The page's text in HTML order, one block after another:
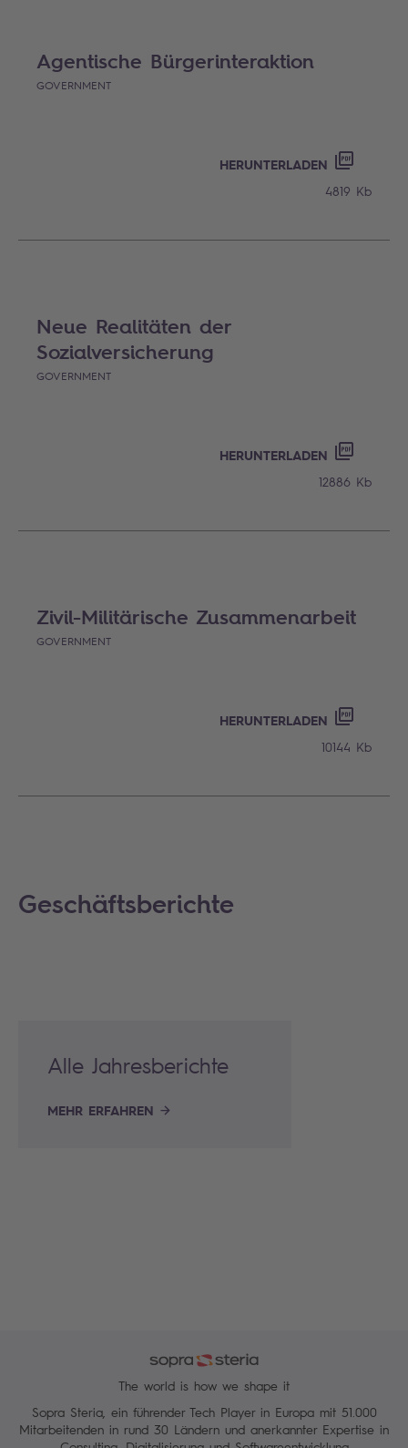
Agentische Bürgerinteraktion
GOVERNMENT
HERUNTERLADEN
4819 Kb
Neue Realitäten der
Sozialversicherung
GOVERNMENT
HERUNTERLADEN
12886 Kb
Zivil-Militärische Zusammenarbeit
GOVERNMENT
HERUNTERLADEN
10144 Kb
Geschäftsberichte
Alle Jahresberichte
MEHR ERFAHREN
The world is how we shape it
Sopra Steria, ein führender Tech Player in Europa mit 51.000
Mitarbeitenden in rund 30 Ländern und anerkannter Expertise in